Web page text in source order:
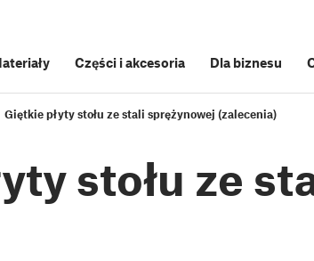
Części i akcesoria Dla biznesu
Giętkie płyty stołu ze stali sprężynowej (zalecenia)
stołu ze